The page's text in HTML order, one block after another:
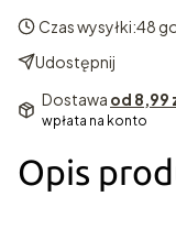
Czas wysyłki:48
Udostępnij
Dostawa od 8,99
wpłata na konto
Opis